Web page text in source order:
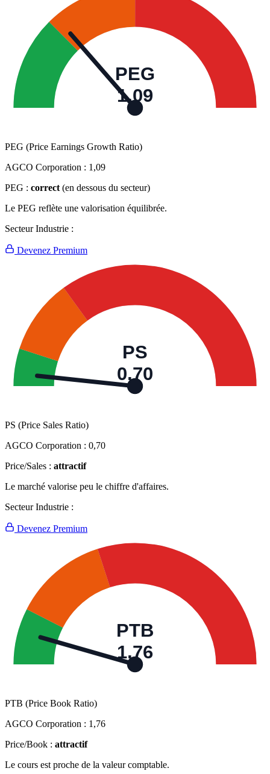
PEG
1,09
PEG (Price Earnings Growth Ratio)
AGCO Corporation : 1,09
PEG : correct (en dessous du secteur)
Le PEG reflète une valorisation équilibrée.
Secteur Industrie :
Devenez Premium
PS
0,70
PS (Price Sales Ratio)
AGCO Corporation : 0,70
Price/Sales : attractif
Le marché valorise peu le chiffre d'affaires.
Secteur Industrie :
Devenez Premium
PTB
1,76
PTB (Price Book Ratio)
AGCO Corporation : 1,76
Price/Book : attractif
Le cours est proche de la valeur comptable.